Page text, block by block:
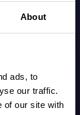
About
ads, to
our traffic.
of our site with